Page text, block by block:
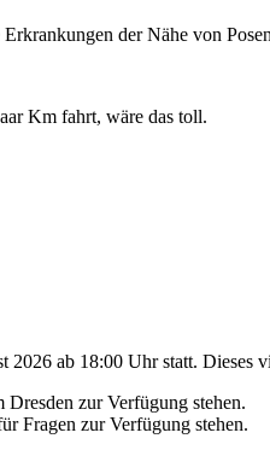
der Nähe von
Km fahrt, wäre das toll.
ab 18:00 Uhr statt. Dieses
zur Verfügung stehen.
Fragen zur Verfügung stehen.